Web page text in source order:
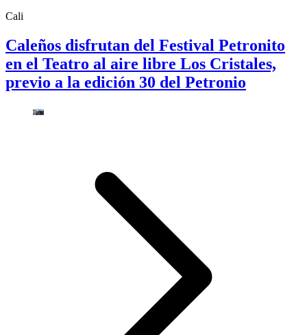
Cali
Caleños disfrutan del Festival Petronito
en el Teatro al aire libre Los Cristales,
previo a la edición 30 del Petronio